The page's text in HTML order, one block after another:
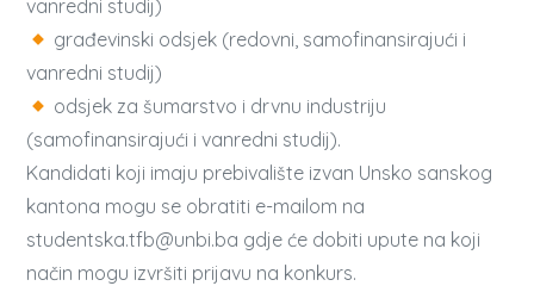
vanredni studij)
građevinski odsjek (redovni, samofinansirajući i
vanredni studij)
odsjek za šumarstvo i drvnu industriju
(samofinansirajući i vanredni studij).
Kandidati koji imaju prebivalište izvan Unsko sanskog
kantona mogu se obratiti e-mailom na
studentska.tfb@unbi.ba gdje će dobiti upute na koji
način mogu izvršiti prijavu na konkurs.